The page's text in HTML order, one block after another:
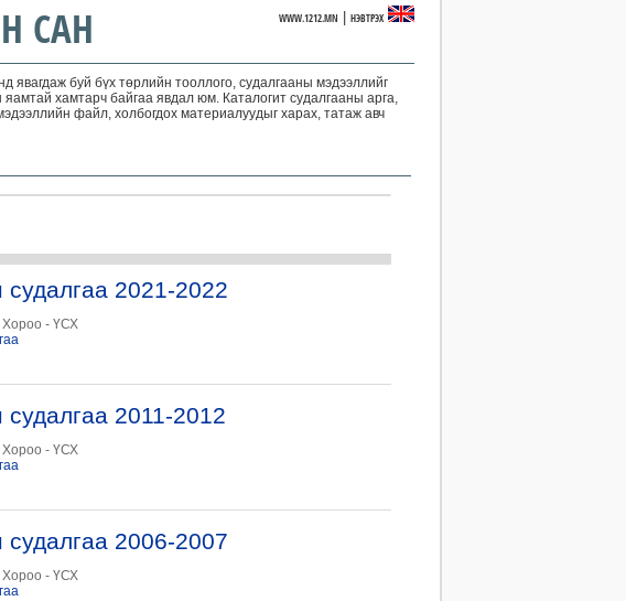
WWW.1212.MN НЭВТРЭХ
САН
явагдаж буй бүх төрлийн тооллого, судалгааны мэдээллийг
хамтарч байгаа явдал юм. Каталогит судалгааны арга,
файл, холбогдох материалуудыг харах, татаж авч
2021-2022
Хороо - ҮСХ
2011-2012
Хороо - ҮСХ
2006-2007
Хороо - ҮСХ